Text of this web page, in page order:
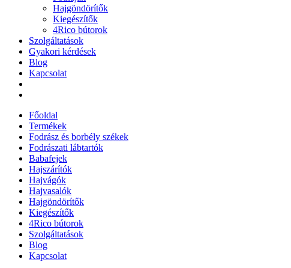
Hajgöndörítők
Kiegészítők
4Rico bútorok
Szolgáltatások
Gyakori kérdések
Blog
Kapcsolat
Főoldal
Termékek
Fodrász és borbély székek
Fodrászati lábtartók
Babafejek
Hajszárítók
Hajvágók
Hajvasalók
Hajgöndörítők
Kiegészítők
4Rico bútorok
Szolgáltatások
Blog
Kapcsolat